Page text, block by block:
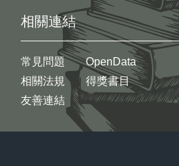
相關連結
常見問題
相關法規
友善連結
OpenData
得獎書目